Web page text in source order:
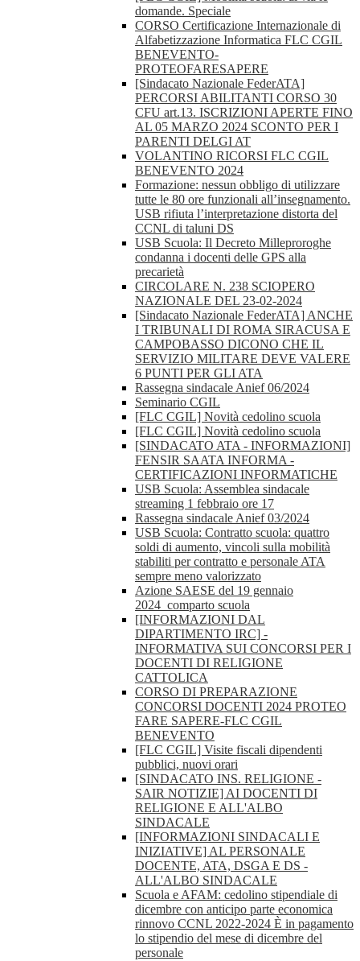
domande. Speciale
CORSO Certificazione Internazionale di
Alfabetizzazione Informatica FLC CGIL
BENEVENTO-
PROTEOFARESAPERE
[Sindacato Nazionale FederATA]
PERCORSI ABILITANTI CORSO 30
CFU art.13. ISCRIZIONI APERTE FINO
AL 05 MARZO 2024 SCONTO PER I
PARENTI DELGI AT
VOLANTINO RICORSI FLC CGIL
BENEVENTO 2024
Formazione: nessun obbligo di utilizzare
tutte le 80 ore funzionali all’insegnamento.
USB rifiuta l’interpretazione distorta del
CCNL di taluni DS
USB Scuola: Il Decreto Milleproroghe
condanna i docenti delle GPS alla
precarietà
CIRCOLARE N. 238 SCIOPERO
NAZIONALE DEL 23-02-2024
[Sindacato Nazionale FederATA] ANCHE
I TRIBUNALI DI ROMA SIRACUSA E
CAMPOBASSO DICONO CHE IL
SERVIZIO MILITARE DEVE VALERE
6 PUNTI PER GLI ATA
Rassegna sindacale Anief 06/2024
Seminario CGIL
[FLC CGIL] Novità cedolino scuola
[FLC CGIL] Novità cedolino scuola
[SINDACATO ATA - INFORMAZIONI]
FENSIR SAATA INFORMA -
CERTIFICAZIONI INFORMATICHE
USB Scuola: Assemblea sindacale
streaming 1 febbraio ore 17
Rassegna sindacale Anief 03/2024
USB Scuola: Contratto scuola: quattro
soldi di aumento, vincoli sulla mobilità
stabiliti per contratto e personale ATA
sempre meno valorizzato
Azione SAESE del 19 gennaio
2024_comparto scuola
[INFORMAZIONI DAL
DIPARTIMENTO IRC] -
INFORMATIVA SUI CONCORSI PER I
DOCENTI DI RELIGIONE
CATTOLICA
CORSO DI PREPARAZIONE
CONCORSI DOCENTI 2024 PROTEO
FARE SAPERE-FLC CGIL
BENEVENTO
[FLC CGIL] Visite fiscali dipendenti
pubblici, nuovi orari
[SINDACATO INS. RELIGIONE -
SAIR NOTIZIE] AI DOCENTI DI
RELIGIONE E ALL'ALBO
SINDACALE
[INFORMAZIONI SINDACALI E
INIZIATIVE] AL PERSONALE
DOCENTE, ATA, DSGA E DS -
ALL'ALBO SINDACALE
Scuola e AFAM: cedolino stipendiale di
dicembre con anticipo parte economica
rinnovo CCNL 2022-2024 È in pagamento
lo stipendio del mese di dicembre del
personale